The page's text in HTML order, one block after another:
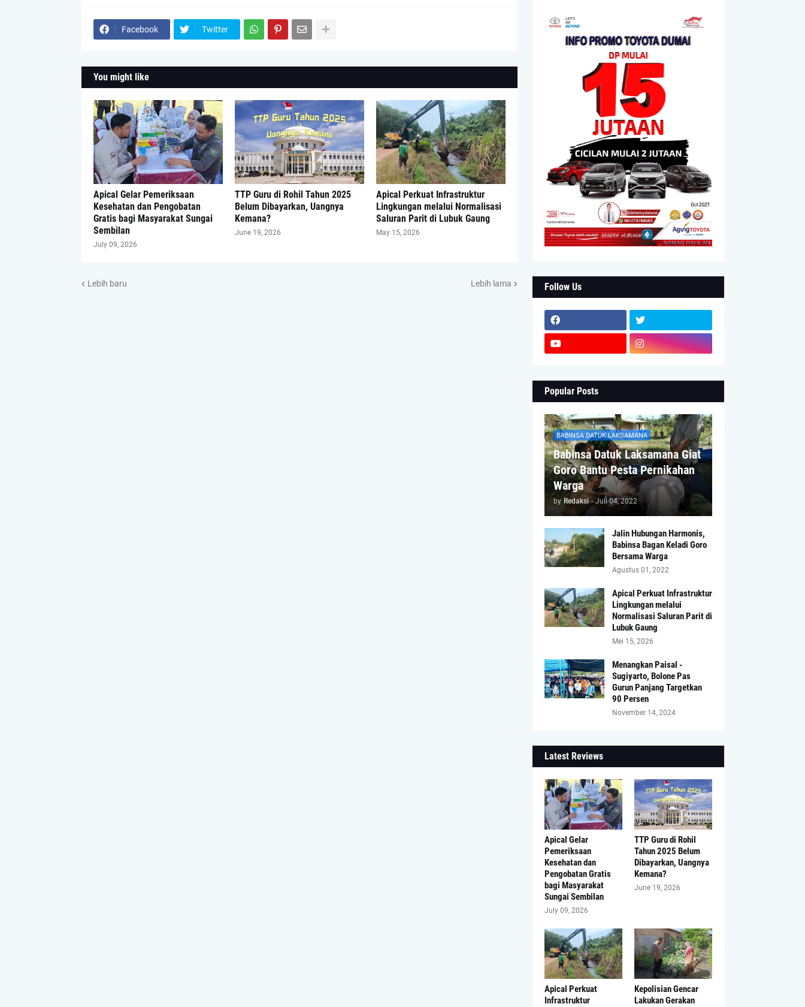
Facebook Twitter
You might like
Apical Gelar Pemeriksaan
Kesehatan dan Pengobatan
Gratis bagi Masyarakat Sungai
Sembilan
July 09, 2026
TTP Guru di Rohil Tahun 2025
Belum Dibayarkan, Uangnya
Kemana?
June 19, 2026
Apical Perkuat Infrastruktur
Lingkungan melalui Normalisasi
Saluran Parit di Lubuk Gaung
May 15, 2026
Lebih baru Lebih lama Follow Us
Popular Posts
BABINSA DATUK LAKSAMANA
Babinsa Datuk Laksamana Giat
Goro Bantu Pesta Pernikahan
Warga
by Redaksi - Juli 04, 2022
Jalin Hubungan Harmonis,
Babinsa Bagan Keladi Goro
Bersama Warga
Agustus 01, 2022
Apical Perkuat Infrastruktur
Lingkungan melalui
Normalisasi Saluran Parit di
Lubuk Gaung
Mei 15, 2026
Menangkan Paisal -
Sugiyarto, Bolone Pas
Gurun Panjang Targetkan
90 Persen
November 14, 2024
Latest Reviews
Apical Gelar
Pemeriksaan
Kesehatan dan
Pengobatan Gratis
bagi Masyarakat
Sungai Sembilan
July 09, 2026
TTP Guru di Rohil
Tahun 2025 Belum
Dibayarkan, Uangnya
Kemana?
June 19, 2026
Apical Perkuat
Infrastruktur
Kepolisian Gencar
Lakukan Gerakan